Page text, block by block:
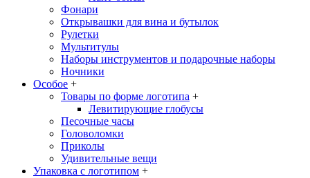
Фонари
Открывашки для вина и бутылок
Рулетки
Мультитулы
Наборы инструментов и подарочные наборы
Ночники
Особое +
Товары по форме логотипа +
Левитирующие глобусы
Песочные часы
Головоломки
Приколы
Удивительные вещи
Упаковка с логотипом +